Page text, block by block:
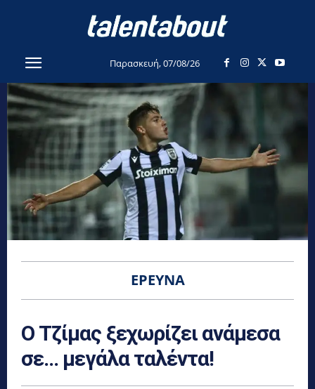
Παρασκευή, 07/08/26
ΈΡΕΥΝΑ
Ο Τζίμας ξεχωρίζει ανάμεσα
σε… μεγάλα ταλέντα!